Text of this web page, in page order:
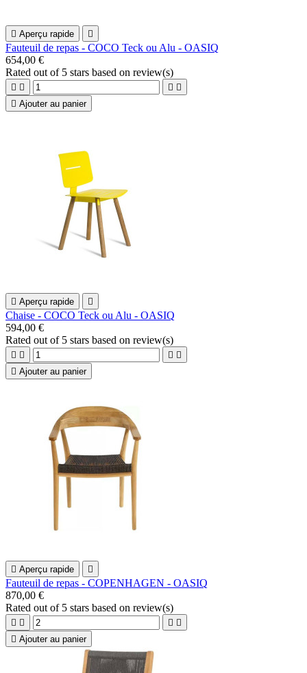
 Aperçu rapide 
Fauteuil de repas - COCO Teck ou Alu - OASIQ
654,00 €
Rated out of 5 stars based on review(s)
   
 Ajouter au panier
 Aperçu rapide 
Chaise - COCO Teck ou Alu - OASIQ
594,00 €
Rated out of 5 stars based on review(s)
   
 Ajouter au panier
 Aperçu rapide 
Fauteuil de repas - COPENHAGEN - OASIQ
870,00 €
Rated out of 5 stars based on review(s)
   
 Ajouter au panier